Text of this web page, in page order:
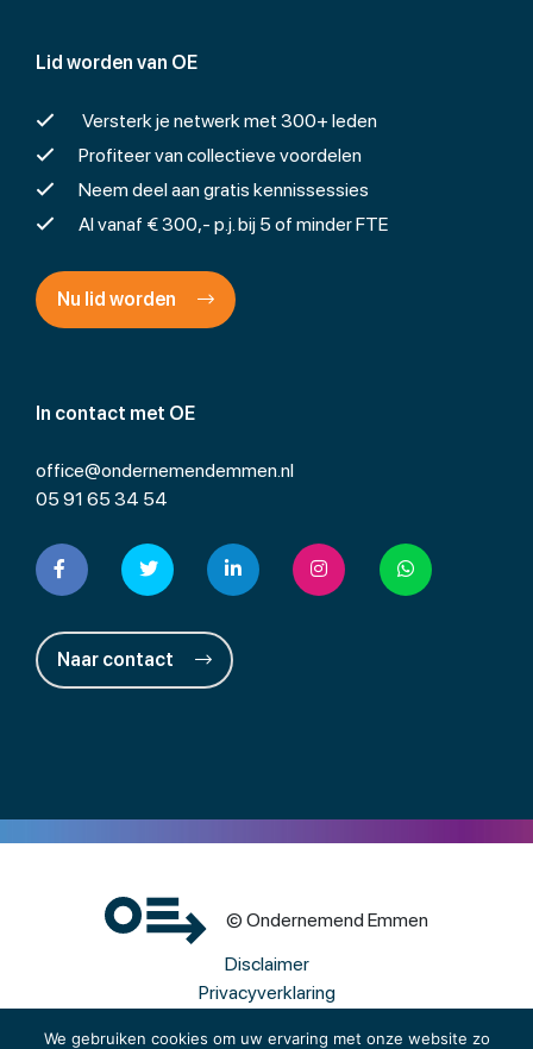
We gebruiken cookies om uw ervaring met onze website zo
In contact met OE
office@ondernemendemmen.nl
05 91 65 34 54
Naar contact
Lid worden van OE
Versterk je netwerk met 300+ leden
Profiteer van collectieve voordelen
Neem deel aan gratis kennissessies
Al vanaf € 300,- p.j. bij 5 of minder FTE
Nu lid worden
© Ondernemend Emmen
Disclaimer
Privacyverklaring